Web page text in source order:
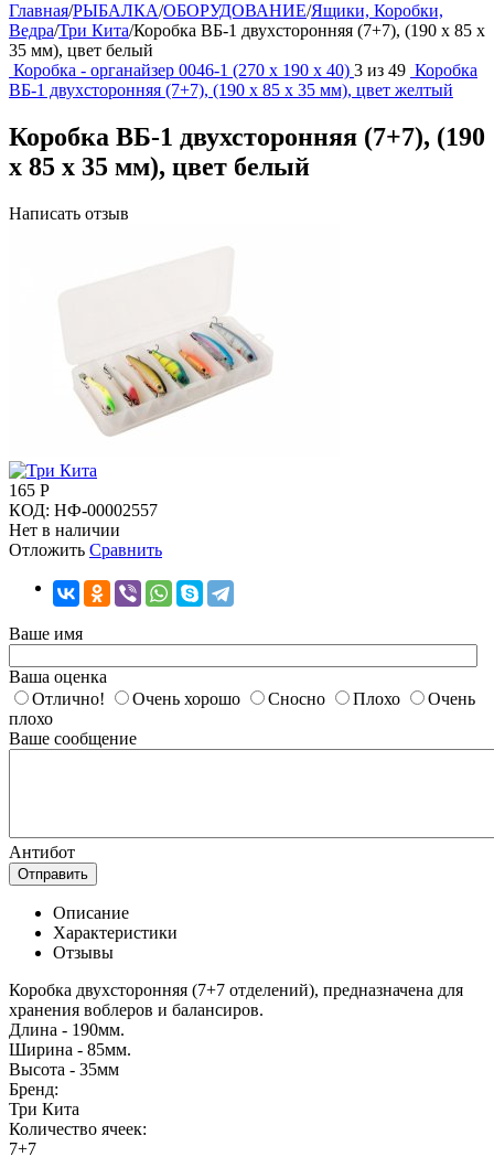
Главная/РЫБАЛКА/ОБОРУДОВАНИЕ/Ящики, Коробки,
Ведра/Три Кита/Коробка ВБ-1 двухсторонняя (7+7), (190 х 85 х
35 мм), цвет белый
Коробка - органайзер 0046-1 (270 х 190 х 40) 3 из 49 Коробка
ВБ-1 двухсторонняя (7+7), (190 х 85 х 35 мм), цвет желтый
Коробка ВБ-1 двухсторонняя (7+7), (190
х 85 х 35 мм), цвет белый
Написать отзыв
165 Р
КОД: НФ-00002557
Нет в наличии
Отложить Сравнить
Ваше имя
Ваша оценка
Отлично!
Очень хорошо Сносно Плохо
Очень
плохо
Ваше сообщение
Антибот
Отправить
Описание
Характеристики
Отзывы
Коробка двухсторонняя (7+7 отделений), предназначена для
хранения воблеров и балансиров.
Длина - 190мм.
Ширина - 85мм.
Высота - 35мм
Бренд:
Три Кита
Количество ячеек:
7+7